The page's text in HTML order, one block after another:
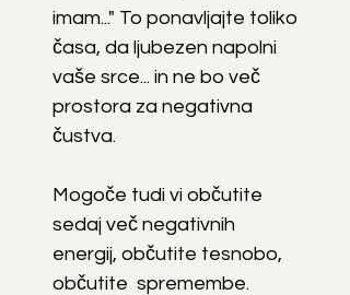
imam..." To ponavljajte toliko
časa, da ljubezen napolni
vaše srce... in ne bo več
prostora za negativna
čustva.
Mogoče tudi vi občutite
sedaj več negativnih
energij, občutite tesnobo,
občutite spremembe.